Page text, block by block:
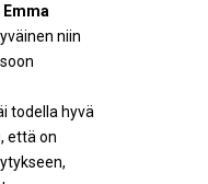
Emma
niin
todella hyvä
että on